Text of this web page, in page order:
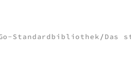
Standardbibliothek / Das